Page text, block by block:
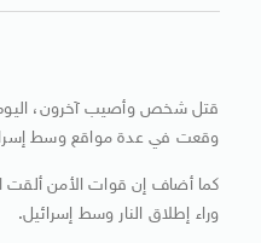
قتل شخص وأصيب آخرون، اليوم
وقعت في عدة مواقع وسط
كما أضاف إن قوات الأمن
وراء إطلاق النار وسط إسرائيل.